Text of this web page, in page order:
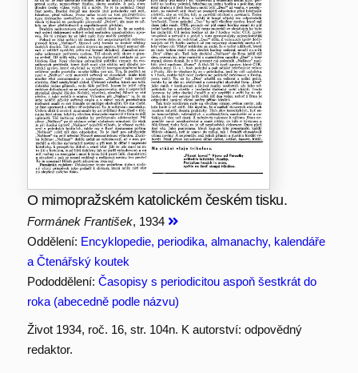
O mimopražském katolickém českém tisku.
Formánek František, 1934
Oddělení: Encyklopedie, periodika, almanachy, kalendáře
a Čtenářský koutek
Pododdělení: Časopisy s periodicitou aspoň šestkrát do
roka (abecedně podle názvu)
Život 1934, roč. 16, str. 104n. K autorství: odpovědný
redaktor.